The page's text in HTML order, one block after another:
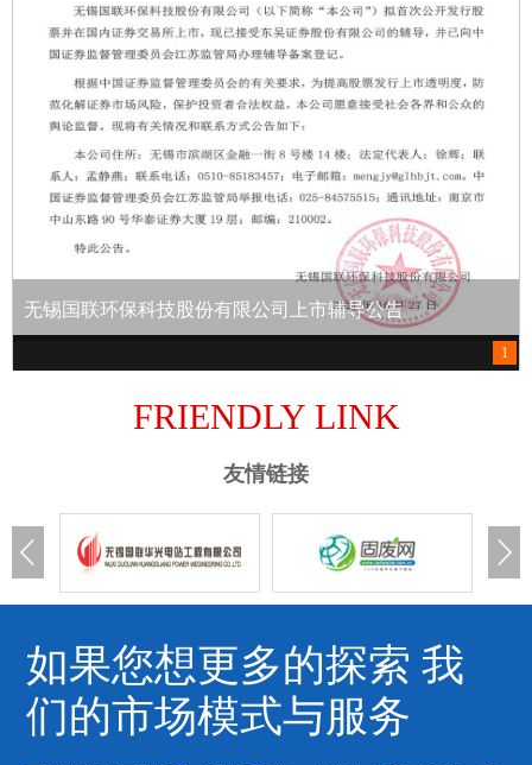
无锡国联环保科技股份有限公司上市辅导公告
1
FRIENDLY LINK
友情链接
如果您想更多的探索 我
们的市场模式与服务